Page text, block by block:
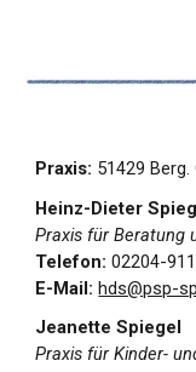
Praxis: 51429 Berg.
Heinz-Dieter
Praxis für Beratung
Telefon: 02204-
E-Mail:hds@psp-
Jeanette Spiegel
Praxis für Kinder-